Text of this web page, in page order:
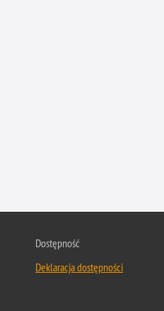
Dostępność
Deklaracja dostępności